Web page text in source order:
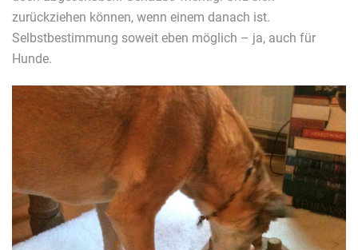
zurückziehen können, wenn einem danach ist.
Selbstbestimmung soweit eben möglich – ja, auch für
Hunde.